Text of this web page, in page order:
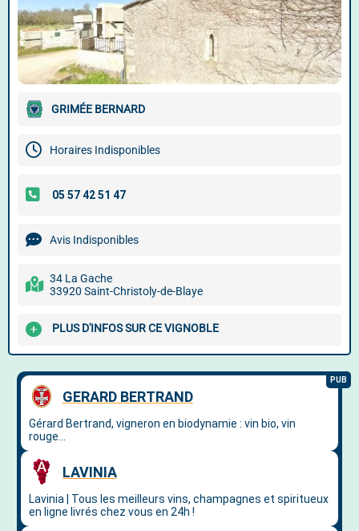
GRIMÉE BERNARD
Horaires Indisponibles
Avis Indisponibles
34 La Gache
33920 Saint-Christoly-de-Blaye
PLUS D'INFOS SUR CE VIGNOBLE